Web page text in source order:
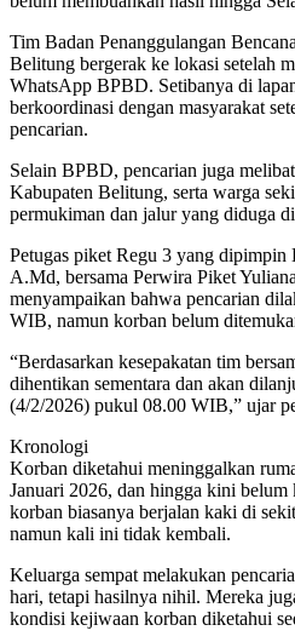
Tim Badan Penanggulangan
Belitung bergerak ke lokasi setelah
WhatsApp BPBD. Setibanya di
berkoordinasi dengan masyarakat
pencarian.
Selain BPBD, pencarian juga
Kabupaten Belitung, serta warga
permukiman dan jalur yang diduga
Petugas piket Regu 3 yang
A.Md, bersama Perwira Piket
menyampaikan bahwa pencarian
WIB, namun korban belum
“Berdasarkan kesepakatan tim
dihentikan sementara dan akan
(4/2/2026) pukul 08.00 WIB,” ujar
Kronologi
Korban diketahui meninggalkan
Januari 2026, dan hingga kini
korban biasanya berjalan kaki di
namun kali ini tidak kembali.
Keluarga sempat melakukan
hari, tetapi hasilnya nihil. Mereka
kondisi kejiwaan korban diketahui